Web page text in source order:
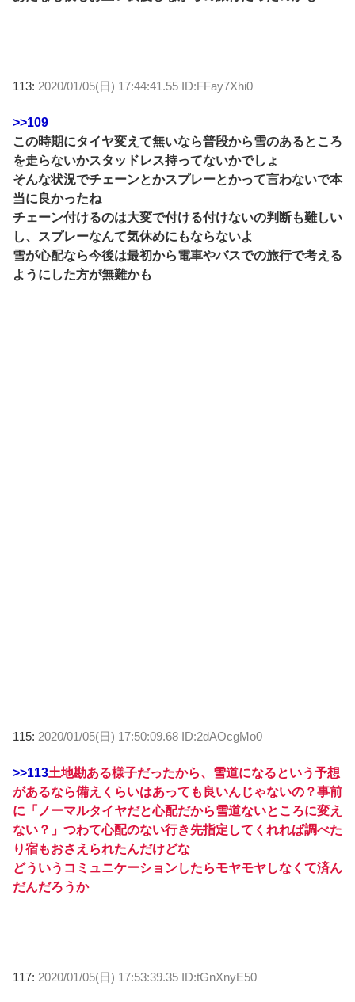
113: 2020/01/05(日) 17:44:41.55 ID:FFay7Xhi0
>>109
この時期にタイヤ変えて無いなら普段から雪のあるところ
を走らないかスタッドレス持ってないかでしょ
そんな状況でチェーンとかスプレーとかって言わないで本
当に良かったね
チェーン付けるのは大変で付ける付けないの判断も難しい
し、スプレーなんて気休めにもならないよ
雪が心配なら今後は最初から電車やバスでの旅行で考える
ようにした方が無難かも
115: 2020/01/05(日) 17:50:09.68 ID:2dAOcgMo0
>>113土地勘ある様子だったから、雪道になるという予想
があるなら備えくらいはあっても良いんじゃないの？事前
に「ノーマルタイヤだと心配だから雪道ないところに変え
ない？」つわて心配のない行き先指定してくれれぱ調べた
り宿もおさえられたんだけどな
どういうコミュニケーションしたらモヤモヤしなくて済ん
だんだろうか
117: 2020/01/05(日) 17:53:39.35 ID:tGnXnyE50